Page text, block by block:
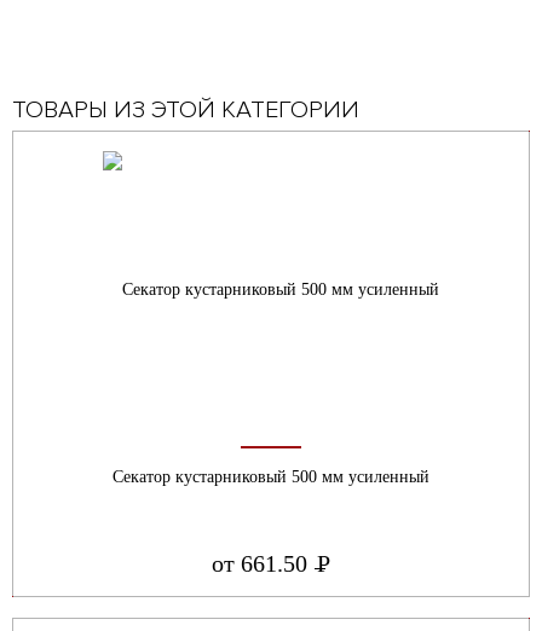
ТОВАРЫ ИЗ ЭТОЙ КАТЕГОРИИ
Секатор кустарниковый 500 мм усиленный
от 661.50 Р
УБ.